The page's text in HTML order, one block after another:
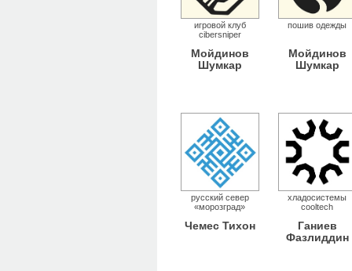
игровой клуб
cibersniper
Мойдинов
Шумкар
пошив одежды
Мойдинов
Шумкар
русский север
«морозград»
Чемес Тихон
хладосистемы
cooltech
Ганиев
Фазлиддин